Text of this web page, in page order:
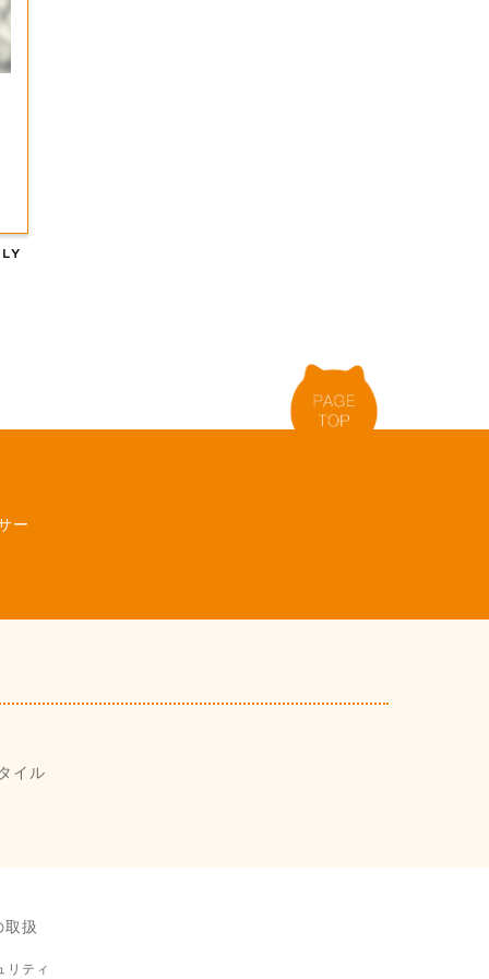
ー
イル
取扱
リティ